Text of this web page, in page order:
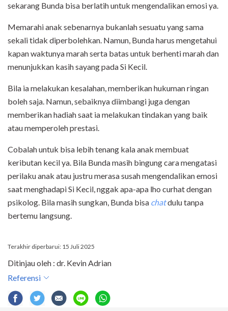
sekarang Bunda bisa berlatih untuk mengendalikan emosi ya.
Memarahi anak sebenarnya bukanlah sesuatu yang sama
sekali tidak diperbolehkan. Namun, Bunda harus mengetahui
kapan waktunya marah serta batas untuk berhenti marah dan
menunjukkan kasih sayang pada Si Kecil.
Bila ia melakukan kesalahan, memberikan hukuman ringan
boleh saja. Namun, sebaiknya diimbangi juga dengan
memberikan hadiah saat ia melakukan tindakan yang baik
atau memperoleh prestasi.
Cobalah untuk bisa lebih tenang kala anak membuat
keributan kecil ya. Bila Bunda masih bingung cara mengatasi
perilaku anak atau justru merasa susah mengendalikan emosi
saat menghadapi Si Kecil, nggak apa-apa lho curhat dengan
psikolog. Bila masih sungkan, Bunda bisa chatdulu tanpa
bertemu langsung.
Terakhir diperbarui: 15 Juli 2025